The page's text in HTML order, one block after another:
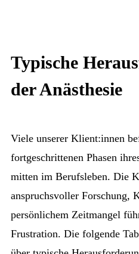
Typische
der Anästhesie
Viele unserer Klient:innen
fortgeschrittenen Phasen
mitten im Berufsleben. Die
anspruchsvoller Forschung,
persönlichem Zeitmangel
Frustration. Die folgende